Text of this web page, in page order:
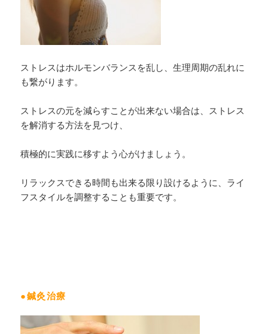
ストレスはホルモンバランスを乱し、生理周期の乱れに
も繋がります。
ストレスの元を減らすことが出来ない場合は、ストレス
を解消する方法を見つけ、
積極的に実践に移すよう心がけましょう。
リラックスできる時間も出来る限り設けるように、ライ
フスタイルを調整することも重要です。
●鍼灸治療